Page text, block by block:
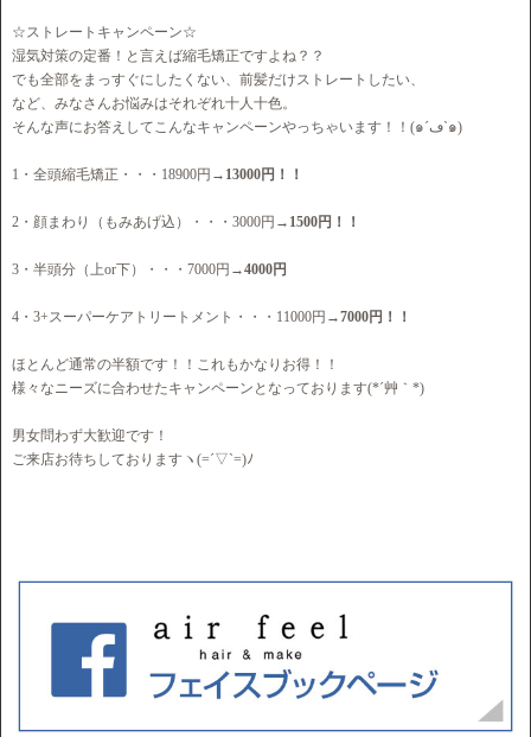
☆ストレートキャンペーン☆
湿気対策の定番！と言えば縮毛矯正ですよね？？
でも全部をまっすぐにしたくない、前髪だけストレートしたい、
など、みなさんお悩みはそれぞれ十人十色。
そんな声にお答えしてこんなキャンペーンやっちゃいます！！(๑´ڡ`๑)
1・全頭縮毛矯正・・・18900円→ 13000円！！
2・顔まわり（もみあげ込）・・・3000円→ 1500円！！
3・半頭分（上or下）・・・7000円→4000円
4・3+スーパーケアトリートメント・・・11000円→7000円！！
ほとんど通常の半額です！！これもかなりお得！！
様々なニーズに合わせたキャンペーンとなっております(*´艸｀*)
男女問わず大歓迎です！
ご来店お待ちしておりますヽ(=´▽`=)ﾉ